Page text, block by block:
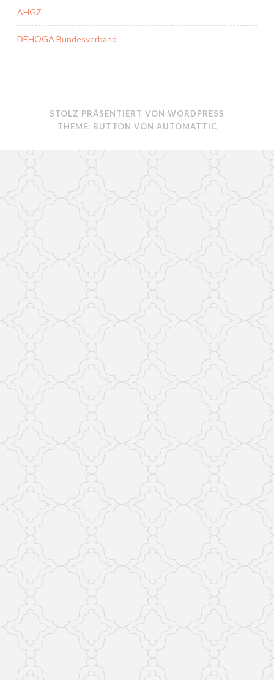
AHGZ
DEHOGA Bundesverband
STOLZ PRÄSENTIERT VON WORDPRESS
THEME: BUTTON VON AUTOMATTIC